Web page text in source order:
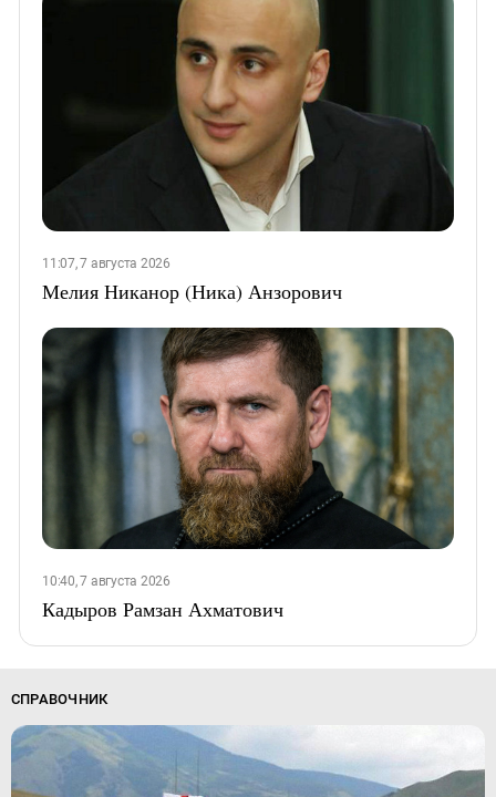
11:07, 7 августа 2026
Мелия Никанор (Ника) Анзорович
10:40, 7 августа 2026
Кадыров Рамзан Ахматович
СПРАВОЧНИК